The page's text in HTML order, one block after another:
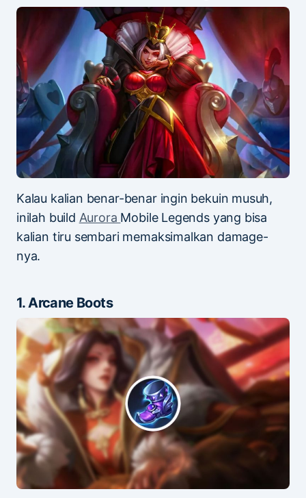
Kalau kalian benar-benar ingin bekuin musuh,
inilah build Aurora Mobile Legends yang bisa
kalian tiru sembari memaksimalkan damage-
nya.
1. Arcane Boots